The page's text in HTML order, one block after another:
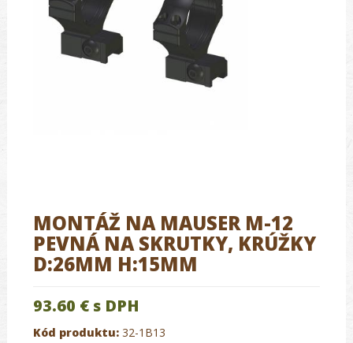
MONTÁŽ NA MAUSER M-12
PEVNÁ NA SKRUTKY, KRÚŽKY
D:26MM H:15MM
93.60 € s DPH
Kód produktu: 32-1B13